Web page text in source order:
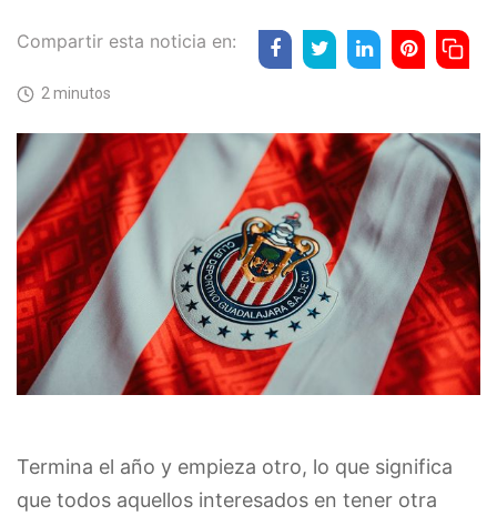
Compartir esta noticia en:
2 minutos
Termina el año y empieza otro, lo que significa
que todos aquellos interesados en tener otra